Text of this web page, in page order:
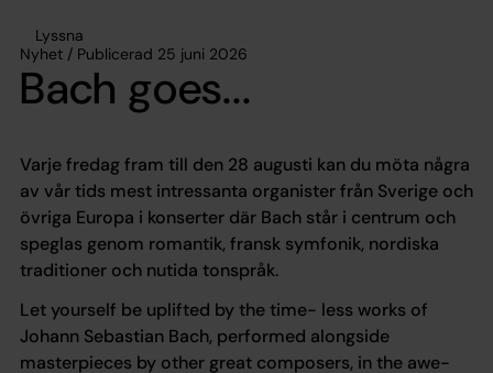
Lyssna
Nyhet / Publicerad 25 juni 2026
Bach goes...
Varje fredag fram till den 28 augusti kan du möta några
av vår tids mest intressanta organister från Sverige och
övriga Europa i konserter där Bach står i centrum och
speglas genom romantik, fransk symfonik, nordiska
traditioner och nutida tonspråk.
Let yourself be uplifted by the time- less works of
Johann Sebastian Bach, performed alongside
masterpieces by other great composers, in the awe-